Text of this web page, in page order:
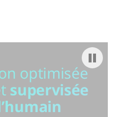
Pause video
optimisée
supervisée